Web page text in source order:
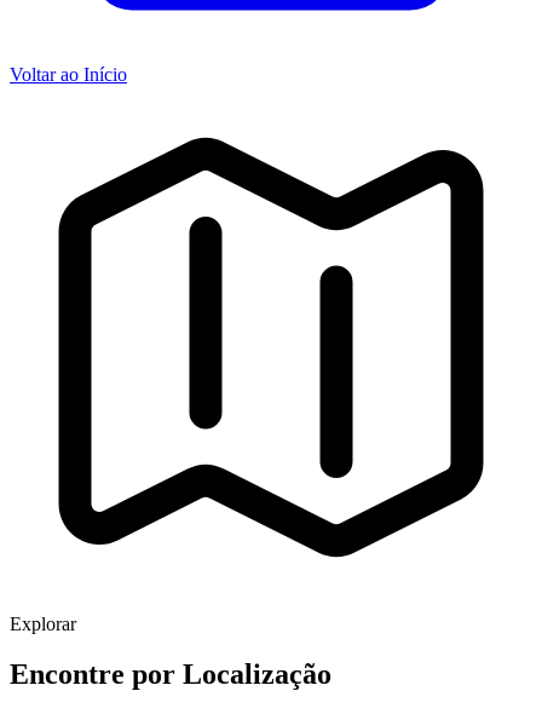
Voltar ao Início
Explorar
Encontre por Localização